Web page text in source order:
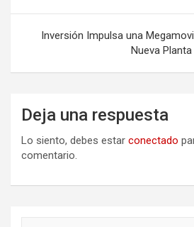
entradas
Inversión Impulsa una
Nueva
Deja una respuesta
Lo siento, debes estar conectado
comentario.